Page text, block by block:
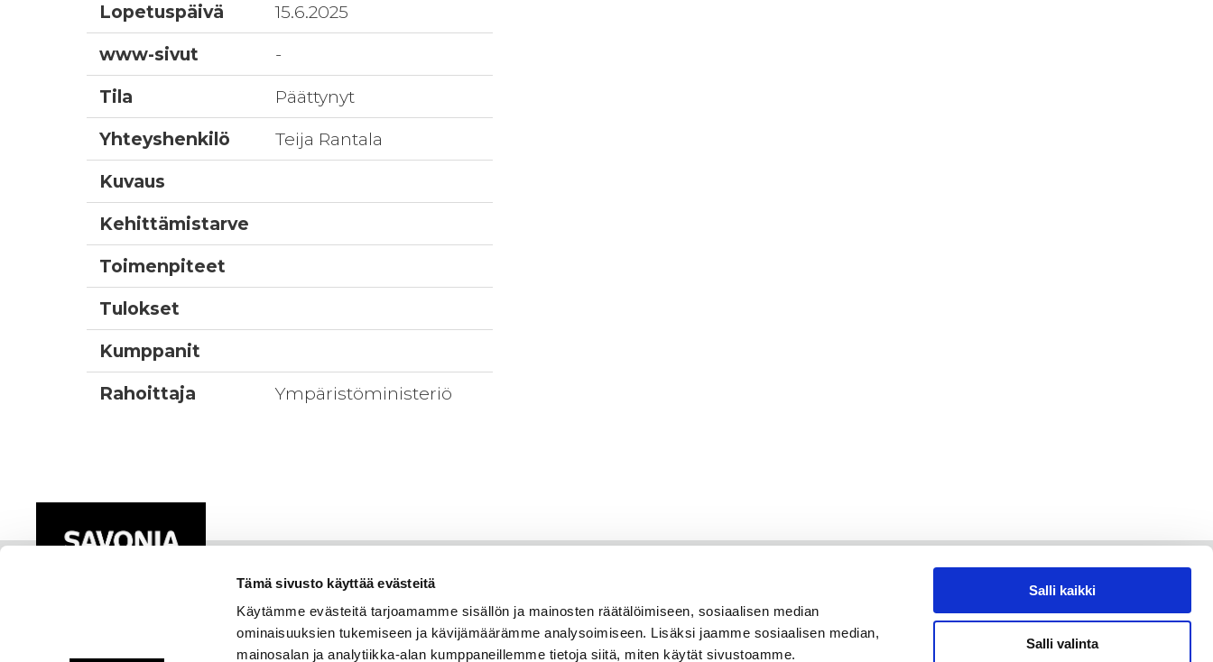
Tämä sivusto käyttää evästeitä
Käytämme evästeitä tarjoamamme sisällön ja mainosten räätälöimiseen, sosiaalisen median
ominaisuuksien tukemiseen ja kävijämäärämme analysoimiseen. Lisäksi jaamme sosiaalisen median,
mainosalan ja analytiikka-alan kumppaneillemme tietoja siitä, miten käytät sivustoamme.
Salli kaikki
Salli valinta
Lopetuspäivä
15.6.2025
www-sivut
-
Tila
Päättynyt
Yhteyshenkilö
Teija Rantala
Kuvaus
Kehittämistarve
Toimenpiteet
Tulokset
Kumppanit
Rahoittaja
Ympäristöministeriö